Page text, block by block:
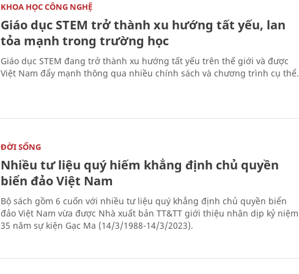
KHOA HỌC CÔNG NGHỆ
Giáo dục STEM trở thành xu hướng tất yếu, lan
tỏa mạnh trong trường học
Giáo dục STEM đang trở thành xu hướng tất yếu trên thế giới và được
Việt Nam đẩy mạnh thông qua nhiều chính sách và chương trình cụ thể.
ĐỜI SỐNG
Nhiều tư liệu quý hiếm khẳng định chủ quyền
biển đảo Việt Nam
Bộ sách gồm 6 cuốn với nhiều tư liệu quý khẳng định chủ quyền biển
đảo Việt Nam vừa được Nhà xuất bản TT&TT giới thiệu nhân dịp kỷ niệm
35 năm sự kiện Gạc Ma (14/3/1988-14/3/2023).